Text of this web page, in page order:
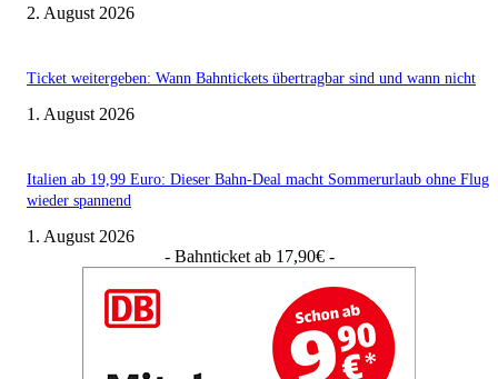
2. August 2026
Ticket weitergeben: Wann Bahntickets übertragbar sind und wann nicht
1. August 2026
Italien ab 19,99 Euro: Dieser Bahn-Deal macht Sommerurlaub ohne Flug
wieder spannend
1. August 2026
- Bahnticket ab 17,90€ -